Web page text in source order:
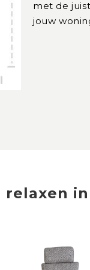
met de
jouw
relaxen